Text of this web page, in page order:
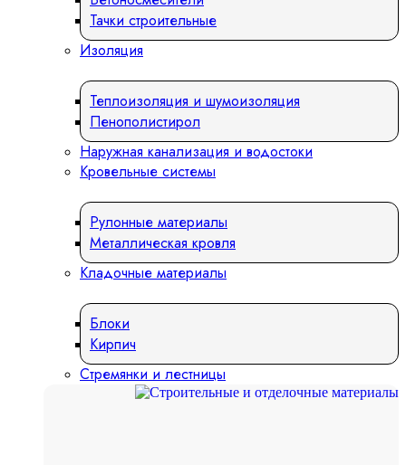
Тачки строительные
Изоляция
Теплоизоляция и шумоизоляция
Пенополистирол
Наружная канализация и водостоки
Кровельные системы
Рулонные материалы
Металлическая кровля
Кладочные материалы
Блоки
Кирпич
Стремянки и лестницы